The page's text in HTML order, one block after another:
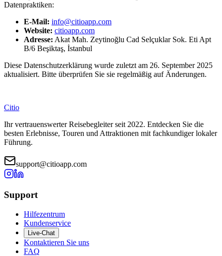
Datenpraktiken:
E-Mail: info@citioapp.com
Website: citioapp.com
Adresse: Akat Mah. Zeytinoğlu Cad Selçuklar Sok. Eti Apt
B/6 Beşiktaş, İstanbul
Diese Datenschutzerklärung wurde zuletzt am 26. September 2025
aktualisiert. Bitte überprüfen Sie sie regelmäßig auf Änderungen.
Citio
Ihr vertrauenswerter Reisebegleiter seit 2022. Entdecken Sie die
besten Erlebnisse, Touren und Attraktionen mit fachkundiger lokaler
Führung.
support@citioapp.com
Support
Hilfezentrum
Kundenservice
Live-Chat
Kontaktieren Sie uns
FAQ